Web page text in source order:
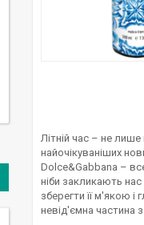
Літній час – не
найочікуваніших
Dolce&Gabbana –
ніби закликають
зберегти її м'якою
невід'ємна частина